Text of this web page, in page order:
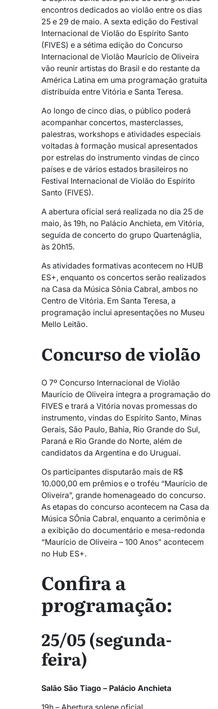
encontros dedicados ao violão entre os dias
25 e 29 de maio. A sexta edição do Festival
Internacional de Violão do Espírito Santo
(FIVES) e a sétima edição do Concurso
Internacional de Violão Maurício de Oliveira
vão reunir artistas do Brasil e do restante da
América Latina em uma programação gratuita
distribuída entre Vitória e Santa Teresa.
Ao longo de cinco dias, o público poderá
acompanhar concertos, masterclasses,
palestras, workshops e atividades especiais
voltadas à formação musical apresentados
por estrelas do instrumento vindas de cinco
países e de vários estados brasileiros no
Festival Internacional de Violão do Espírito
Santo (FIVES).
A abertura oficial será realizada no dia 25 de
maio, às 19h, no Palácio Anchieta, em Vitória,
seguida de concerto do grupo Quartenáglia,
às 20h15.
As atividades formativas acontecem no HUB
ES+, enquanto os concertos serão realizados
na Casa da Música Sônia Cabral, ambos no
Centro de Vitória. Em Santa Teresa, a
programação inclui apresentações no Museu
Mello Leitão.
Concurso de violão
O 7º Concurso Internacional de Violão
Maurício de Oliveira integra a programação do
FIVES e trará a Vitória novas promessas do
instrumento, vindas do Espírito Santo, Minas
Gerais, São Paulo, Bahia, Rio Grande do Sul,
Paraná e Rio Grande do Norte, além de
candidatos da Argentina e do Uruguai.
Os participantes disputarão mais de R$
10.000,00 em prêmios e o troféu “Maurício de
Oliveira”, grande homenageado do concurso.
As etapas do concurso acontecem na Casa da
Música SÔnia Cabral, enquanto a cerimônia e
a exibição do documentário e mesa-redonda
“Maurício de Oliveira – 100 Anos” acontecem
no Hub ES+.
Confira a
programação:
25/05 (segunda-
feira)
Salão São Tiago – Palácio Anchieta
19h – Abertura solene oficial